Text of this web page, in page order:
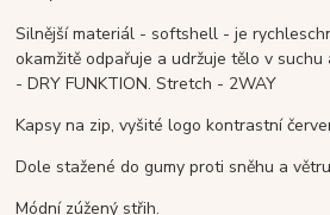
Silnější materiál - softshell - je
okamžitě odpařuje a udržuje tělo v
- DRY FUNKTION. Stretch - 2WAY
Kapsy na zip, vyšité logo kontrastní
Dole stažené do gumy proti sněhu a
Módní zúžený střih.